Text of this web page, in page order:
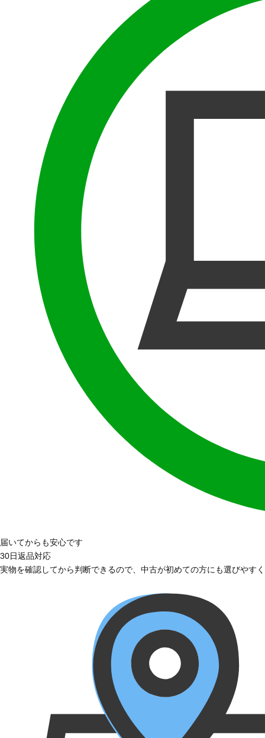
届いてからも安心です
30日返品対応
実物を確認してから判断できるので、中古が初めての方にも選びやす